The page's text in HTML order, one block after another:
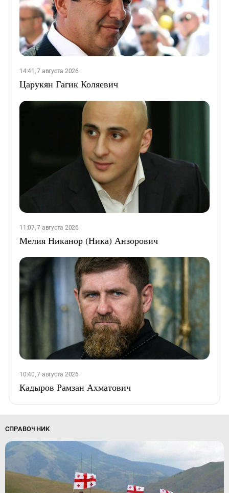
14:41, 7 августа 2026
Царукян Гагик Коляевич
11:07, 7 августа 2026
Мелия Никанор (Ника) Анзорович
10:40, 7 августа 2026
Кадыров Рамзан Ахматович
СПРАВОЧНИК